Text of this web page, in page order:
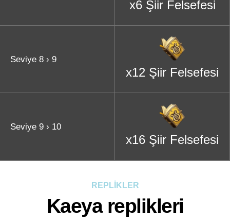
x6 Şiir Felsefesi
Seviye 8 › 9
x12 Şiir Felsefesi
Seviye 9 › 10
x16 Şiir Felsefesi
REPLİKLER
Kaeya replikleri